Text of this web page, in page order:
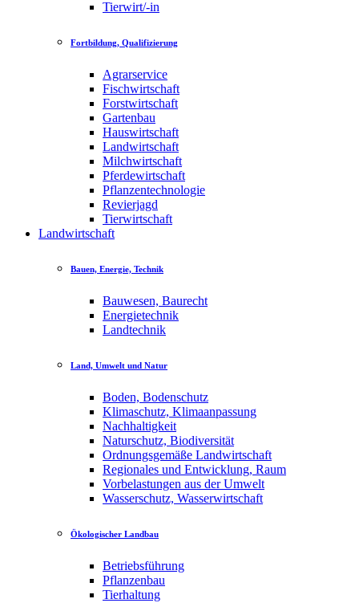
Tierwirt/-in
Fortbildung, Qualifizierung
Agrarservice
Fischwirtschaft
Forstwirtschaft
Gartenbau
Hauswirtschaft
Landwirtschaft
Milchwirtschaft
Pferdewirtschaft
Pflanzentechnologie
Revierjagd
Tierwirtschaft
Landwirtschaft
Bauen, Energie, Technik
Bauwesen, Baurecht
Energietechnik
Landtechnik
Land, Umwelt und Natur
Boden, Bodenschutz
Klimaschutz, Klimaanpassung
Nachhaltigkeit
Naturschutz, Biodiversität
Ordnungsgemäße Landwirtschaft
Regionales und Entwicklung, Raum
Vorbelastungen aus der Umwelt
Wasserschutz, Wasserwirtschaft
Ökologischer Landbau
Betriebsführung
Pflanzenbau
Tierhaltung